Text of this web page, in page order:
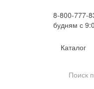
8-800-777-
будням с
Каталог